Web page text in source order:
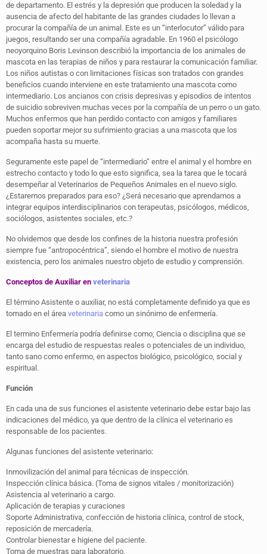
de departamento. El estrés y la depresión que producen la soledad y la
ausencia de afecto del habitante de las grandes ciudades lo llevan a
procurar la compañía de un animal. Este es un “interlocutor” válido para
juegos, resultando ser una compañía agradable. En 1960 el psicólogo
neoyorquino Boris Levinson describió la importancia de los animales de
mascota en las terapias de niños y para restaurar la comunicación familiar.
Los niños autistas o con limitaciones físicas son tratados con grandes
beneficios cuando interviene en este tratamiento una mascota como
intermediario. Los ancianos con crisis depresivas y episodios de intentos
de suicidio sobreviven muchas veces por la compañía de un perro o un gato.
Muchos enfermos que han perdido contacto con amigos y familiares
pueden soportar mejor su sufrimiento gracias a una mascota que los
acompaña hasta su muerte.
Seguramente este papel de “intermediario” entre el animal y el hombre en
estrecho contacto y todo lo que esto significa, sea la tarea que le tocará
desempeñar al Veterinarios de Pequeños Animales en el nuevo siglo.
¿Estaremos preparados para eso? ¿Será necesario que aprendamos a
integrar equipos interdisciplinarios con terapeutas, psicólogos, médicos,
sociólogos, asistentes sociales, etc.?
No olvidemos que desde los confines de la historia nuestra profesión
siempre fue “antropocéntrica”, siendo el hombre el motivo de nuestra
existencia, pero los animales nuestro objeto de estudio y comprensión.
Conceptos de Auxiliar en veterinaria
El término Asistente o auxiliar, no está completamente definido ya que es
tomado en el área veterinaria como un sinónimo de enfermería.
El termino Enfermería podría definirse como; Ciencia o disciplina que se
encarga del estudio de respuestas reales o potenciales de un individuo,
tanto sano como enfermo, en aspectos biológico, psicológico, social y
espiritual.
Función
En cada una de sus funciones el asistente veterinario debe estar bajo las
indicaciones del médico, ya que dentro de la clínica el veterinario es
responsable de los pacientes.
Algunas funciones del asistente veterinario:
Inmovilización del animal para técnicas de inspección.
Inspección clínica básica. (Toma de signos vitales / monitorización)
Asistencia al veterinario a cargo.
Aplicación de terapias y curaciones
Soporte Administrativa, confección de historia clínica, control de stock,
reposición de mercadería.
Controlar bienestar e higiene del paciente.
Toma de muestras para laboratorio.